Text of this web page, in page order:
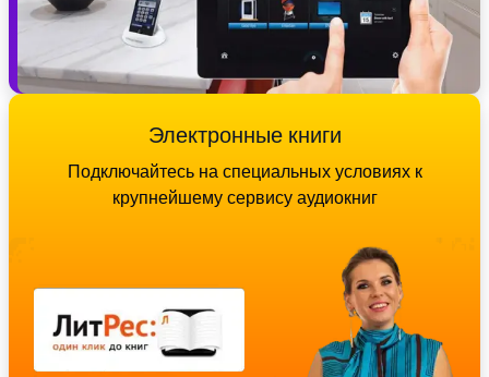
Электронные книги
Подключайтесь на специальных условиях к
крупнейшему сервису аудиокниг